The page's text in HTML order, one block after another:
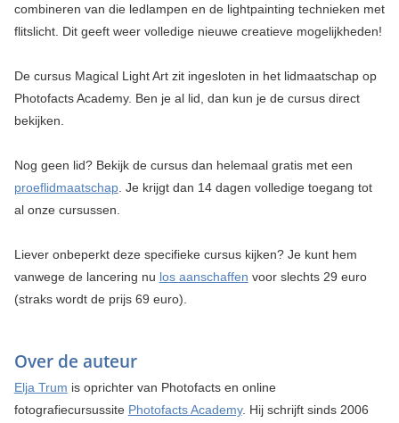
combineren van die ledlampen en de lightpainting technieken met
flitslicht. Dit geeft weer volledige nieuwe creatieve mogelijkheden!
De cursus Magical Light Art zit ingesloten in het lidmaatschap op
Photofacts Academy. Ben je al lid, dan kun je de cursus direct
bekijken.
Nog geen lid? Bekijk de cursus dan helemaal gratis met een
proeflidmaatschap. Je krijgt dan 14 dagen volledige toegang tot
al onze cursussen.
Liever onbeperkt deze specifieke cursus kijken? Je kunt hem
vanwege de lancering nu los aanschaffen voor slechts 29 euro
(straks wordt de prijs 69 euro).
Over de auteur
Elja Trum is oprichter van Photofacts en online
fotografiecursussite Photofacts Academy. Hij schrijft sinds 2006